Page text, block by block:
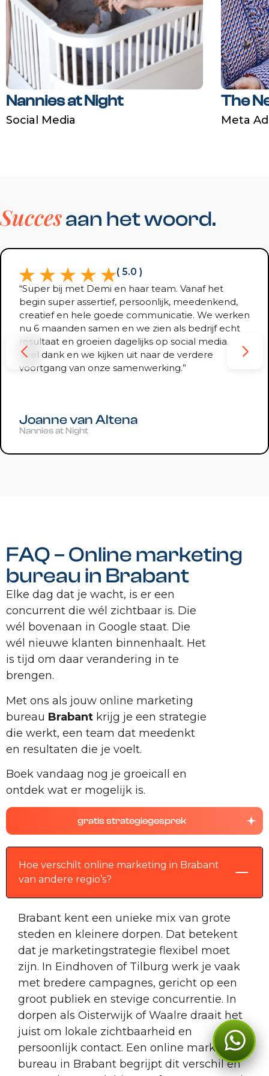
Nannies at Night
Social Media
The
Meta
Succesaan het woord.
( 5.0 )
“Super bij met Demi en haar team. Vanaf het
begin super assertief, persoonlijk, meedenkend,
creatief en hele goede communicatie. We werken
nu 6 maanden samen en we zien als bedrijf echt
resultaat en groeien dagelijks op social media.
Veel dank en we kijken uit naar de verdere
voortgang van onze samenwerking.”
Joanne van Altena
Nannies at Night
FAQ – Online marketing
bureau in Brabant
Elke dag dat je wacht, is er een
concurrent die wél zichtbaar is. Die
wél bovenaan in Google staat. Die
wél nieuwe klanten binnenhaalt. Het
is tijd om daar verandering in te
brengen.
Met ons als jouw online marketing
bureau Brabant krijg je een strategie
die werkt, een team dat meedenkt
en resultaten die je voelt.
Boek vandaag nog je groeicall en
ontdek wat er mogelijk is.
gratis strategiegesprek
Hoe verschilt online marketing in Brabant
van andere regio’s?
Brabant kent een unieke mix van grote
steden en kleinere dorpen. Dat betekent
dat je marketingstrategie flexibel moet
zijn. In Eindhoven of Tilburg werk je vaak
met bredere campagnes, gericht op een
groot publiek en stevige concurrentie. In
dorpen als Oisterwijk of Waalre draait het
juist om lokale zichtbaarheid en
persoonlijk contact. Een online marketing
bureau in Brabant begrijpt dit verschil en
Kan ik je ergens mee
helpen?